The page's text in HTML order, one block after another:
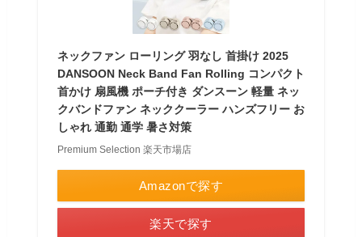
ネックファン ローリング 羽なし 首掛け 2025
DANSOON Neck Band Fan Rolling コンパクト
首かけ 扇風機 ポーチ付き ダンスーン 軽量 ネッ
クバンドファン ネッククーラー ハンズフリー お
しゃれ 通勤 通学 暑さ対策
Premium Selection 楽天市場店
Amazonで探す
楽天で探す